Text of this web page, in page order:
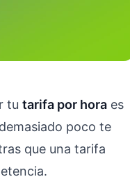
tu tarifa por hora es
poco te
que una tarifa